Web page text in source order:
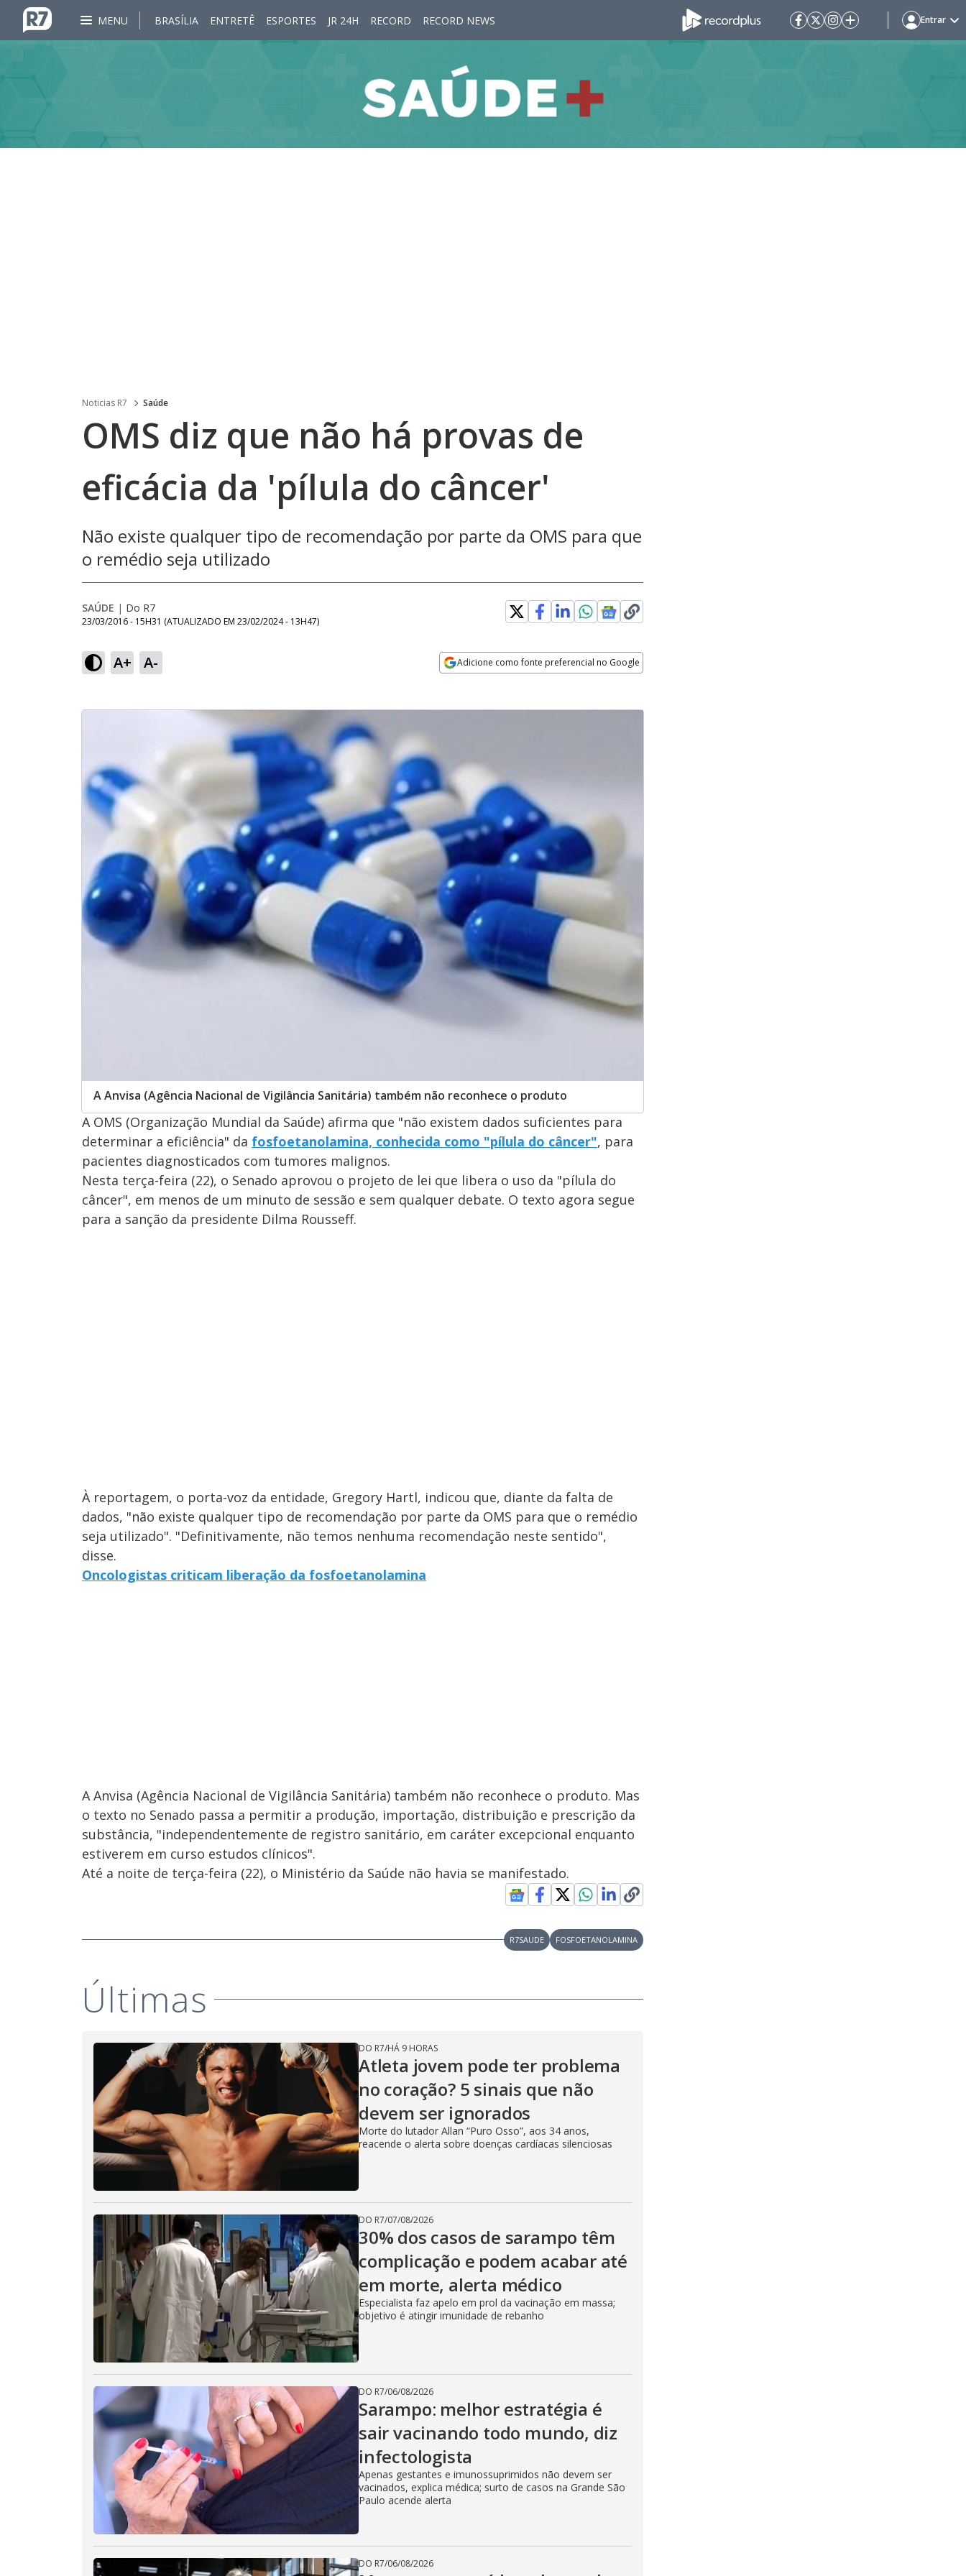
MENU BRASÍLIA ENTRETÊ ESPORTES JR 24H RECORD RECORD NEWS Entrar
Noticias R7 Saúde
OMS diz que não há provas de
eficácia da 'pílula do câncer'
Não existe qualquer tipo de recomendação por parte da OMS para que
o remédio seja utilizado
SAÚDE | Do R7
23/03/2016 - 15H31 (ATUALIZADO EM 23/02/2024 - 13H47)
A+ A- Adicione como fonte preferencial no Google
A Anvisa (Agência Nacional de Vigilância Sanitária) também não reconhece o produto
A OMS (Organização Mundial da Saúde) afirma que "não existem dados suficientes para
determinar a eficiência" da fosfoetanolamina, conhecida como "pílula do câncer", para
pacientes diagnosticados com tumores malignos.
Nesta terça-feira (22), o Senado aprovou o projeto de lei que libera o uso da "pílula do
câncer", em menos de um minuto de sessão e sem qualquer debate. O texto agora segue
para a sanção da presidente Dilma Rousseff.
À reportagem, o porta-voz da entidade, Gregory Hartl, indicou que, diante da falta de
dados, "não existe qualquer tipo de recomendação por parte da OMS para que o remédio
seja utilizado". "Definitivamente, não temos nenhuma recomendação neste sentido",
disse.
Oncologistas criticam liberação da fosfoetanolamina
A Anvisa (Agência Nacional de Vigilância Sanitária) também não reconhece o produto. Mas
o texto no Senado passa a permitir a produção, importação, distribuição e prescrição da
substância, "independentemente de registro sanitário, em caráter excepcional enquanto
estiverem em curso estudos clínicos".
Até a noite de terça-feira (22), o Ministério da Saúde não havia se manifestado.
R7SAUDE FOSFOETANOLAMINA
Últimas
DO R7/HÁ 9 HORAS
Atleta jovem pode ter problema
no coração? 5 sinais que não
devem ser ignorados
Morte do lutador Allan “Puro Osso”, aos 34 anos,
reacende o alerta sobre doenças cardíacas silenciosas
DO R7/07/08/2026
30% dos casos de sarampo têm
complicação e podem acabar até
em morte, alerta médico
Especialista faz apelo em prol da vacinação em massa;
objetivo é atingir imunidade de rebanho
DO R7/06/08/2026
Sarampo: melhor estratégia é
sair vacinando todo mundo, diz
infectologista
Apenas gestantes e imunossuprimidos não devem ser
vacinados, explica médica; surto de casos na Grande São
Paulo acende alerta
DO R7/06/08/2026